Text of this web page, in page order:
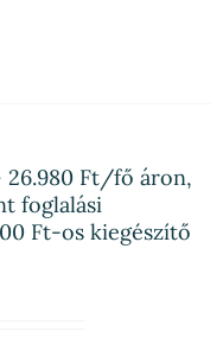
26.980 Ft/fő áron,
foglalási
Ft-os kiegészítő